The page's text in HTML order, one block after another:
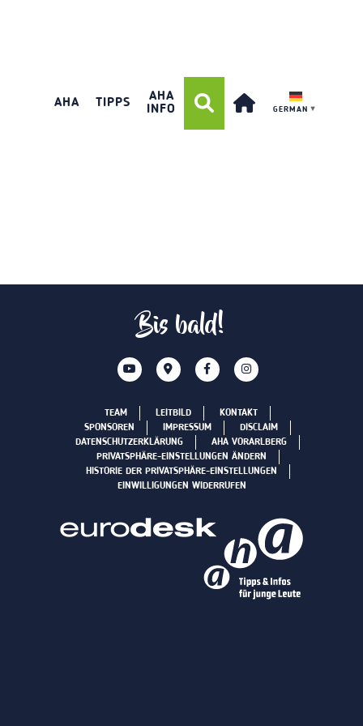
AHA TIPPS
AHA
INFO
GERMAN ▼
Bis bald!
TEAM LEITBILD
KONTAKT
SPONSOREN
IMPRESSUM
DISCLAIM
DATENSCHUTZERKLÄRUNG
AHA VORARLBERG
PRIVATSPHÄRE-EINSTELLUNGEN ÄNDERN
HISTORIE DER PRIVATSPHÄRE-EINSTELLUNGEN
EINWILLIGUNGEN WIDERRUFEN